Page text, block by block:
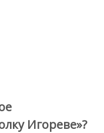
Игореве»?